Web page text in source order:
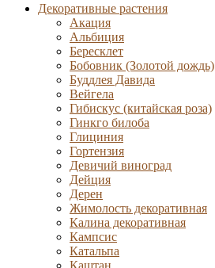
Декоративные растения
Акация
Альбиция
Бересклет
Бобовник (Золотой дождь)
Буддлея Давида
Вейгела
Гибискус (китайская роза)
Гинкго билоба
Глициния
Гортензия
Девичий виноград
Дейция
Дерен
Жимолость декоративная
Калина декоративная
Кампсис
Катальпа
Каштан